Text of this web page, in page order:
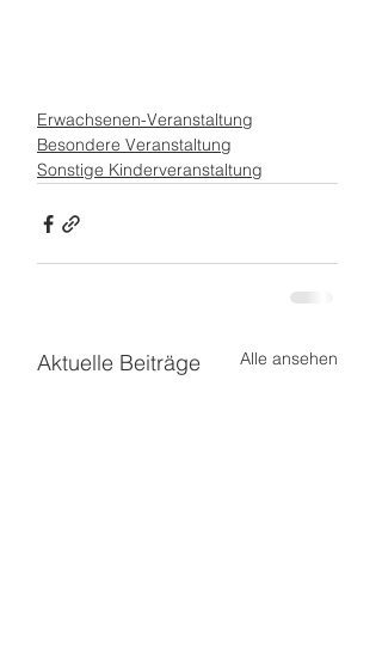
Erwachsenen-Veranstaltung
Besondere Veranstaltung
Sonstige Kinderveranstaltung
Aktuelle Beiträge Alle ansehen